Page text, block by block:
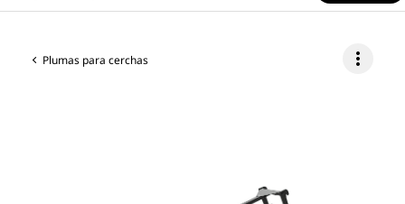
Plumas para cerchas more_vert